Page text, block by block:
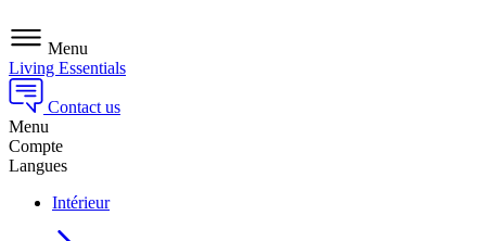
Menu
Living Essentials
Contact us
Menu
Compte
Langues
Intérieur